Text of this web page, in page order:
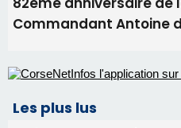
Bastia – Le festival Porto
avant le concert de
consommation en recul
face à une nouvelle